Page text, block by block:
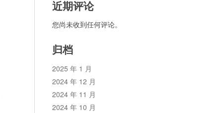
近期评论
您尚未收到任何评论。
归档
2025 年 1 月
2024 年 12 月
2024 年 11 月
2024 年 10 月